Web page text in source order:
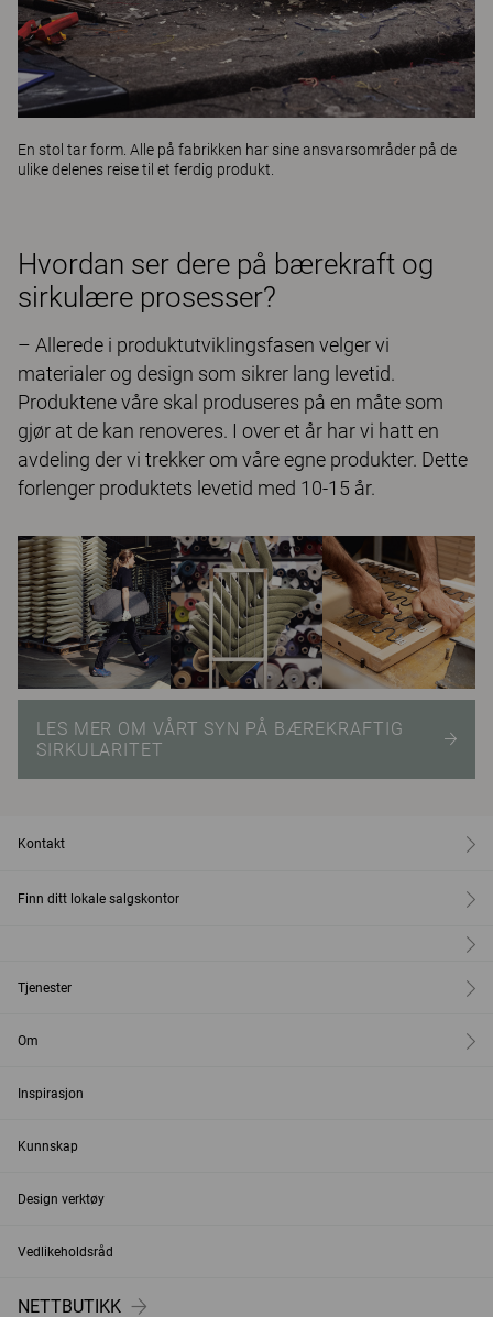
En stol tar form. Alle på fabrikken har sine ansvarsområder på de
ulike delenes reise til et ferdig produkt.
Hvordan ser dere på bærekraft og
sirkulære prosesser?
– Allerede i produktutviklingsfasen velger vi
materialer og design som sikrer lang levetid.
Produktene våre skal produseres på en måte som
gjør at de kan renoveres. I over et år har vi hatt en
avdeling der vi trekker om våre egne produkter. Dette
forlenger produktets levetid med 10-15 år.
LES MER OM VÅRT SYN PÅ BÆREKRAFTIG
SIRKULARITET
Kontakt
Finn ditt lokale salgskontor
Tjenester
Om
Inspirasjon
Kunnskap
Design verktøy
Vedlikeholdsråd
NETTBUTIKK